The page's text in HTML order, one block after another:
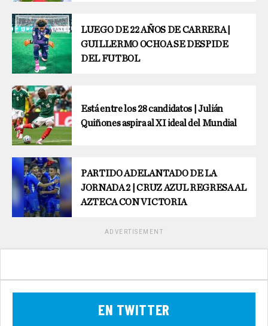
LUEGO DE 22 AÑOS DE CARRERA |
GUILLERMO OCHOA SE DESPIDE
DEL FUTBOL
Está entre los 28 candidatos | Julián
Quiñones aspira al XI ideal del Mundial
PARTIDO ADELANTADO DE LA
JORNADA 2 | CRUZ AZUL REGRESA AL
AZTECA CON VICTORIA
ADVERTISEMENT
EN TWITTER